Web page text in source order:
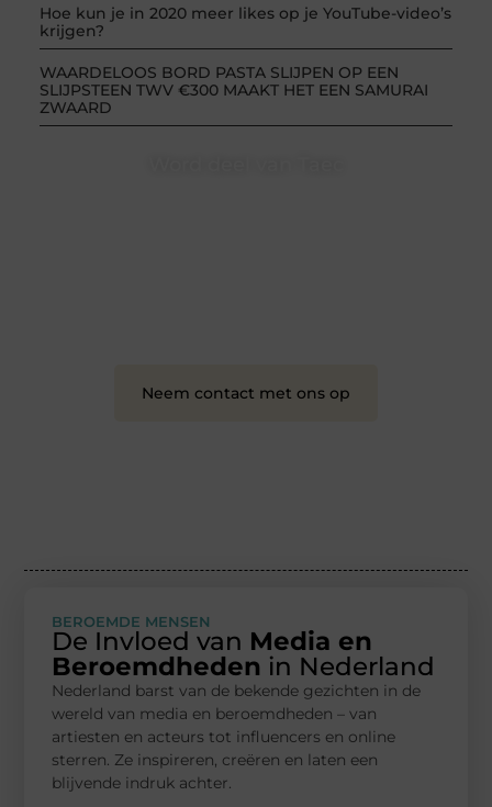
Hoe kun je in 2020 meer likes op je YouTube-video’s
krijgen?
WAARDELOOS BORD PASTA SLIJPEN OP EEN
SLIJPSTEEN TWV €300 MAAKT HET EEN SAMURAI
ZWAARD
Neem contact met ons op
BEROEMDE MENSEN
De Invloed van Media en
Beroemdheden in Nederland
Nederland barst van de bekende gezichten in de
wereld van media en beroemdheden – van
artiesten en acteurs tot influencers en online
sterren. Ze inspireren, creëren en laten een
blijvende indruk achter.